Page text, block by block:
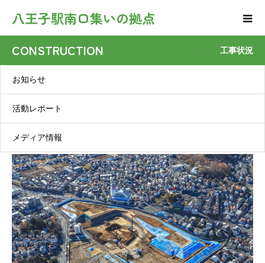
八王子駅南口集いの拠点
CONSTRUCTION 工事状況
お知らせ
活動レポート
メディア情報